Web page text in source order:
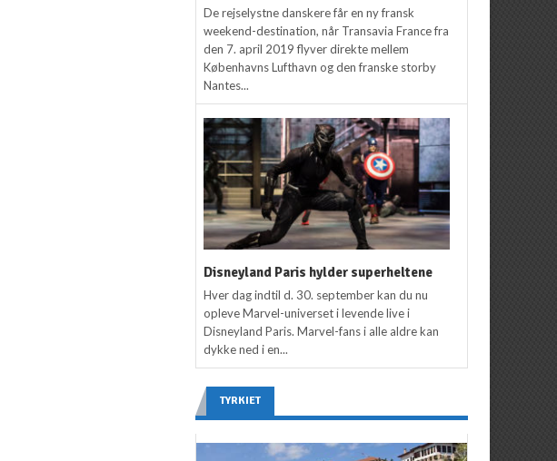
De rejselystne danskere får en ny fransk
weekend-destination, når Transavia France fra
den 7. april 2019 flyver direkte mellem
Københavns Lufthavn og den franske storby
Nantes...
Disneyland Paris hylder superheltene
Hver dag indtil d. 30. september kan du nu
opleve Marvel-universet i levende live i
Disneyland Paris. Marvel-fans i alle aldre kan
dykke ned i en...
TYRKIET